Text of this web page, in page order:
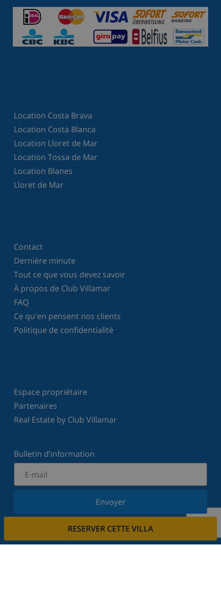
RESERVER CETTE VILLA
Location Costa Brava
Location Costa Blanca
Location Lloret de Mar
Location Tossa de Mar
Location Blanes
Lloret de Mar
Contact
Dernière minute
Tout ce que vous devez savoir
À propos de Club Villamar
FAQ
Ce qu'en pensent nos clients
Politique de confidentialité
Espace propriétaire
Partenaires
Real Estate by Club Villamar
Bulletin d’information
Envoyer
Inscrivez-vous à notre newsletter et restez informé
votre vie privée.